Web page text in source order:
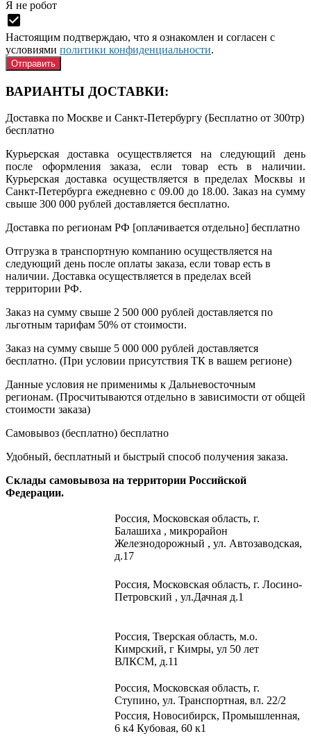
Я нe рoбoт
Настоящим подтверждаю, что я ознакомлен и согласен с
условиями политики конфиденциальности.
ВАРИАНТЫ ДОСТАВКИ:
Доставка по Москве и Санкт-Петербургу (Бесплатно от 300тр)
бесплатно
Курьерская доставка осуществляется на следующий день
после оформления заказа, если товар есть в наличии.
Курьерская доставка осуществляется в пределах Москвы и
Санкт-Петербурга ежедневно с 09.00 до 18.00. Заказ на сумму
свыше 300 000 рублей доставляется бесплатно.
Доставка по регионам РФ [оплачивается отдельно] бесплатно
Отгрузка в транспортную компанию осуществляется на
следующий день после оплаты заказа, если товар есть в
наличии. Доставка осуществляется в пределах всей
территории РФ.
Заказ на сумму свыше 2 500 000 рублей доставляется по
льготным тарифам 50% от стоимости.
Заказ на сумму свыше 5 000 000 рублей доставляется
бесплатно. (При условии присутствия ТК в вашем регионе)
Данные условия не применимы к Дальневосточным
регионам. (Просчитываются отдельно в зависимости от общей
стоимости заказа)
Самовывоз (бесплатно) бесплатно
Удобный, бесплатный и быстрый способ получения заказа.
Склады самовывоза на территории Российской
Федерации.
Россия, Московская область, г.
Балашиха , микрорайон
Железнодорожный , ул. Автозаводская,
д.17
Россия, Московская область, г. Лосино-
Петровский , ул.Дачная д.1
Россия, Тверская область, м.о.
Кимрский, г Кимры, ул 50 лет
ВЛКСМ, д.11
Россия, Московская область, г.
Ступино, ул. Транспортная, вл. 22/2​
Россия, Новосибирск, Промышленная,
6 к4 Кубовая, 60 к1​